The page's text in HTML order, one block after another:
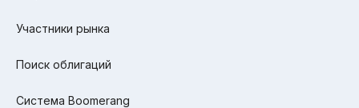
Участники рынка
Поиск облигаций
Система Boomerang